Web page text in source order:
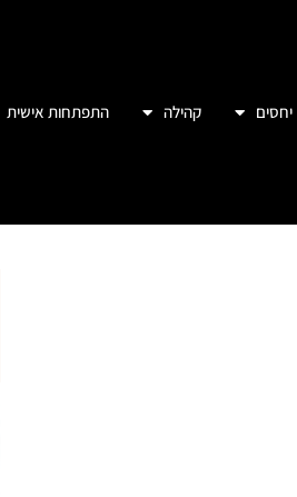
יחסים קהילה התפתחות אישית